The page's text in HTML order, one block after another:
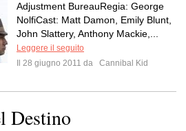
Adjustment BureauRegia: George
NolfiCast: Matt Damon, Emily Blunt,
John Slattery, Anthony Mackie,...
Leggere il seguito
Il 28 giugno 2011 da
Cannibal Kid
Destino